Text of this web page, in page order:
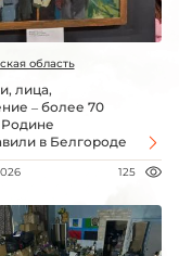
область
лица,
– более 70
Родине
в Белгороде
125